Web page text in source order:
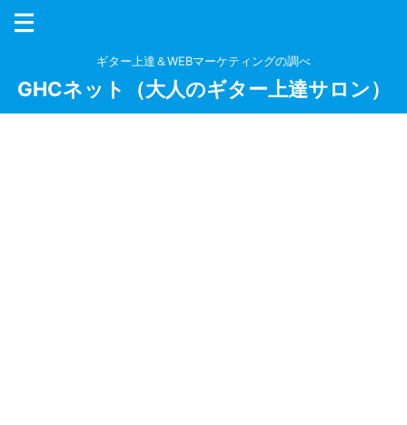
ギター上達＆WEBマーケティングの調べ
GHCネット（大人のギター上達サロン）